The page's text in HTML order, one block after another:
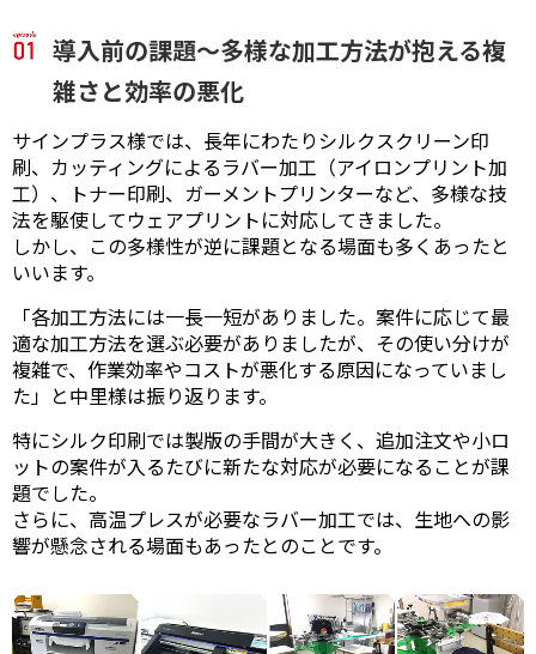
導入前の課題～多様な加工方法が抱える複
雑さと効率の悪化
サインプラス様では、長年にわたりシルクスクリーン印
刷、カッティングによるラバー加工（アイロンプリント加
工）、トナー印刷、ガーメントプリンターなど、多様な技
法を駆使してウェアプリントに対応してきました。
しかし、この多様性が逆に課題となる場面も多くあったと
いいます。
「各加工方法には一長一短がありました。案件に応じて最
適な加工方法を選ぶ必要がありましたが、その使い分けが
複雑で、作業効率やコストが悪化する原因になっていまし
た」と中里様は振り返ります。
特にシルク印刷では製版の手間が大きく、追加注文や小ロ
ットの案件が入るたびに新たな対応が必要になることが課
題でした。
さらに、高温プレスが必要なラバー加工では、生地への影
響が懸念される場面もあったとのことです。